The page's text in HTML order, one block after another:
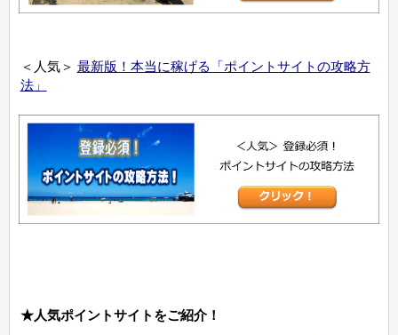
＜人気＞ 最新版！本当に稼げる「ポイントサイトの攻略方
法」
★人気ポイントサイトをご紹介！